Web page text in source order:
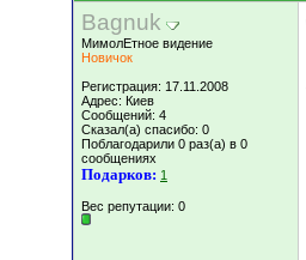
Bagnuk
МимолЕтное видение
Новичок
Регистрация: 17.11.2008
Адрес: Киев
Сообщений: 4
Сказал(а) спасибо: 0
Поблагодарили 0 раз(а) в 0
сообщениях
Подарков: 1
Вес репутации: 0